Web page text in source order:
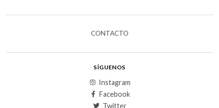
CONTACTO
SÍGUENOS
Instagram
Facebook
Twitter